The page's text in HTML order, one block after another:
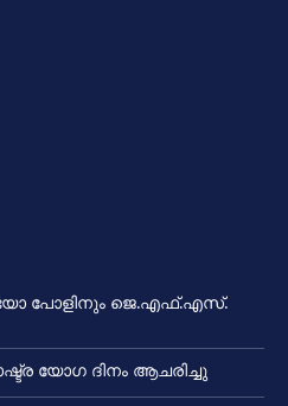
പോളിനും ജെ.എഫ്.എസ്.
യോഗ ദിനം ആചരിച്ചു